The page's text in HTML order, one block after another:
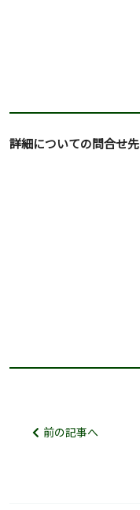
詳細についての問合せ先
前の記事へ